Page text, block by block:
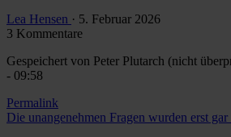
Lea Hensen · 5. Februar 2026
3 Kommentare
Gespeichert von Peter Plutarch (nicht
- 09:58
Permalink
Die unangenehmen Fragen wurden erst